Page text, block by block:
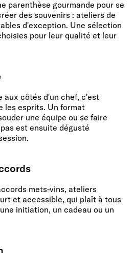
parenthèse gourmande pour se
des souvenirs : ateliers de
d'exception. Une sélection
pour leur qualité et leur
aux côtés d'un chef, c'est
les esprits. Un format
une équipe ou se faire
est ensuite dégusté
mets-vins, ateliers
et accessible, qui plaît à tous
initiation, un cadeau ou un